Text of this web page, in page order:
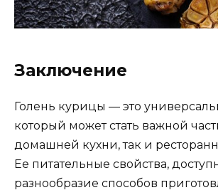
Заключение
Голень курицы — это
который может стать важной
домашней кухни, так и
Ее питательные свойства,
разнообразие способов